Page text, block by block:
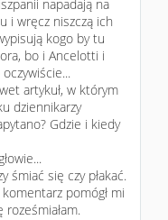
napadają na
i wręcz niszczą ich
kogo by tu
bo i Ancelotti i
artykuł, w którym
dziennikarzy
Gdzie i kiedy
śmiać się czy płakać.
pomógł mi
roześmiałam.